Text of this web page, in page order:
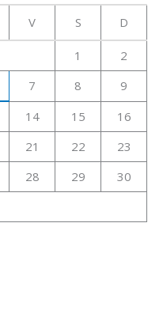
V S D
1
2
7 8
9
14 15
16
21 22
23
28 29
30